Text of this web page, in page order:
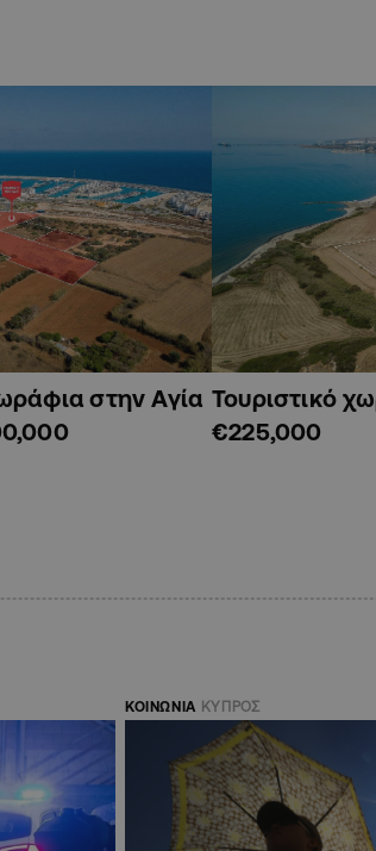
στην Αγία Τουριστικό
€225,000
ΚΟΙΝΩΝΙΑ ΚΥΠΡΟΣ